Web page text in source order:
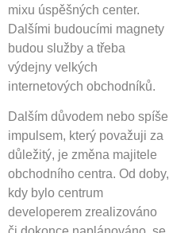
mixu úspěšných center.
Dalšími budoucími magnety
budou služby a třeba
výdejny velkých
internetových obchodníků.
Dalším důvodem nebo spíše
impulsem, který považuji za
důležitý, je změna majitele
obchodního centra. Od doby,
kdy bylo centrum
developerem zrealizováno